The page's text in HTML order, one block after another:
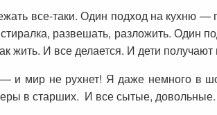
все-таки. Один подход на кухню —
развешать, разложить. Один
жить. И все делается. И дети
и мир не рухнет! Я даже немного в
в старших. И все сытые,